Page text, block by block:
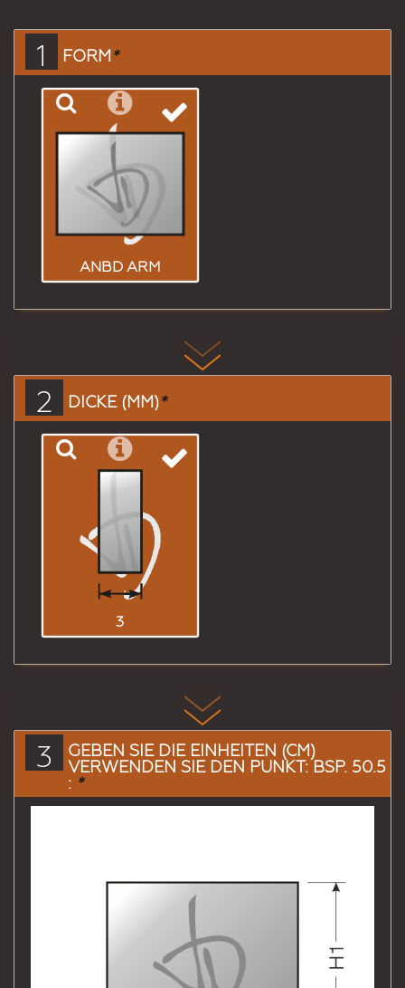
1 FORM*
ANBD ARM
2 DICKE (MM)*
3
3
GEBEN SIE DIE EINHEITEN (CM)
VERWENDEN SIE DEN PUNKT: BSP. 50.5
: *